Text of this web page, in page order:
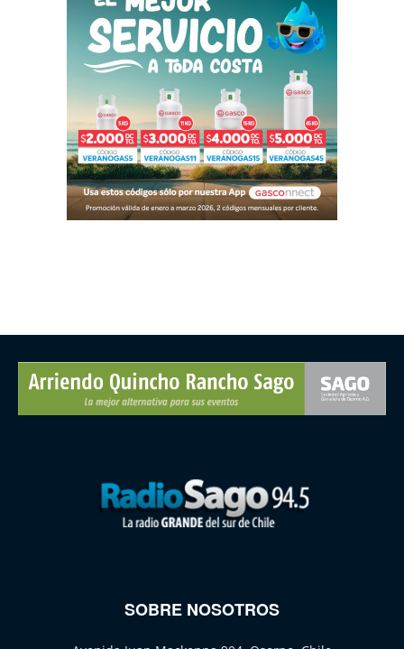
SOBRE NOSOTROS